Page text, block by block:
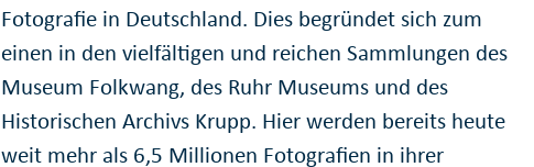
Fotografie in Deutschland. Dies begründet sich zum
einen in den vielfältigen und reichen Sammlungen des
Museum Folkwang, des Ruhr Museums und des
Historischen Archivs Krupp. Hier werden bereits heute
weit mehr als 6,5 Millionen Fotografien in ihrer